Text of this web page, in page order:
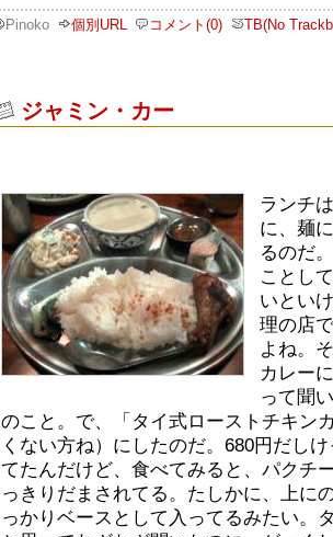
Pinoko 個別URL コメント(0) TB(No
ジャミン・カー
ランチ
に、麺
るのだ
ことし
いとい
理の店
よね。
カレー
って聞
のこと。で、「タイ式ローストチキン
くない方ね）にしたのだ。680円だし
てたんだけど、食べてみると、パクチ
っきりだまされてる。たしかに、上に
っかりベースとして入ってるみたい。